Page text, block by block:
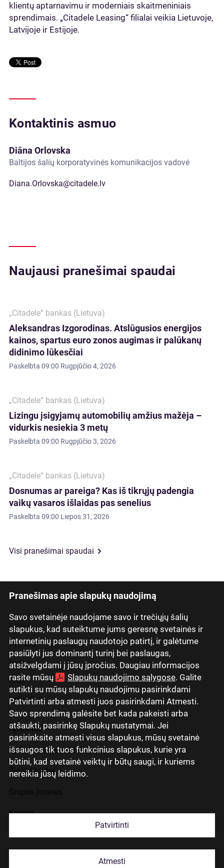
Pranešimas apie slapukų naudojimą
Savo svetainėje naudojame savo ir trečiųjų šalių
slapukus, kad suteiktume jums geresnę svetainės ir
internetinių paslaugų naudotojo patirtį, ir galėtume
pasiūlyti jus dominantį turinį bei paslaugas,
atsižvelgdami į jūsų įpročius. Daugiau informacijos
rasite mūsų
Slapukų naudojimo sąlygose. Galite
sutikti su mūsų slapukų naudojimu pasirinkdami
Patvirtinti arba atmesti juos pasirinkdami Atmesti.
Savo sprendimą galėsite bet kada pakeisti arba
atšaukti, pasirinkę Slapukų nustatymai. Jei
pasirinksite atmesti visus slapukus, mūsų svetainė
išsaugos tik tuos funkcinius slapukus, kurie yra
būtini, kad svetainė veiktų ir būtų saugi, ir kuriems
nereikia jūsų leidimo.
Patvirtinti
Atmesti
klientų aptarnavimu ir moderniais skaitmeniniais
sprendimais. „Citadele Leasing“ filialai veikia Lietuvoje,
Latvijoje ir Estijoje.
Kontaktinis asmuo
Diāna Orlovska
Baltijos šalių korporatyvinės komunikacijos vadovė
Diana.Orlovska@citadele.lv
Naujausi pranešimai spaudai
„Citadele“ bankas (Lietuva)
Aleksandras Izgorodinas. Atslūgusios energijos
kainos, spartus euro zonos augimas ir palūkanų
didinimo lūkesčiai
Paskelbta 09:00 Rugpjūčio 4, 2026
„Citadele“ bankas (Lietuva)
Lizingu įsigyjamų automobilių amžius mažėja –
vidurkis nesiekia 3 metų
Paskelbta 09:00 Rugpjūčio 3, 2026
„Citadele“ bankas (Lietuva)
Dosnumas ar pareiga? Kas iš tikrųjų padengia
vaikų vasaros išlaidas pas senelius
Paskelbta 09:00 Liepos 31, 2026
Visi pranešimai spaudai
Latviski
Русский
English
Eesti
Lietuviškai
Apie mus
Ryšiai su investuotojais
Žiniasklaidai
Karjera